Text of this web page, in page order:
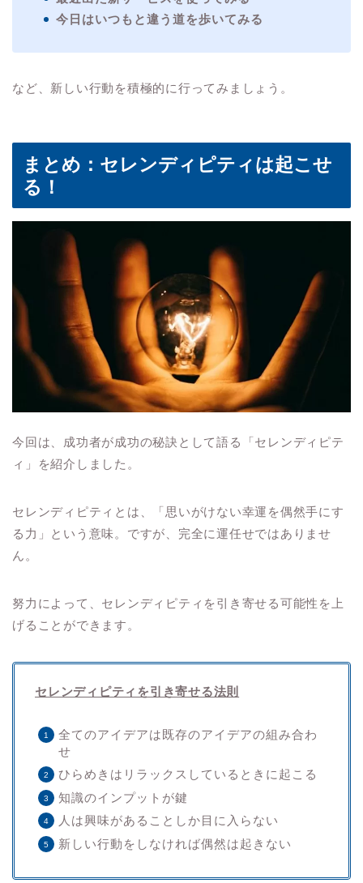
今日はいつもと違う道を歩いてみる
など、新しい行動を積極的に行ってみましょう。
まとめ：セレンディピティは起こせ
る！
今回は、成功者が成功の秘訣として語る「セレンディピテ
ィ」を紹介しました。
セレンディピティとは、「思いがけない幸運を偶然手にす
る力」という意味。ですが、完全に運任せではありませ
ん。
努力によって、セレンディピティを引き寄せる可能性を上
げることができます。
セレンディピティを引き寄せる法則
全てのアイデアは既存のアイデアの組み合わ
せ
ひらめきはリラックスしているときに起こる
知識のインプットが鍵
人は興味があることしか目に入らない
新しい行動をしなければ偶然は起きない